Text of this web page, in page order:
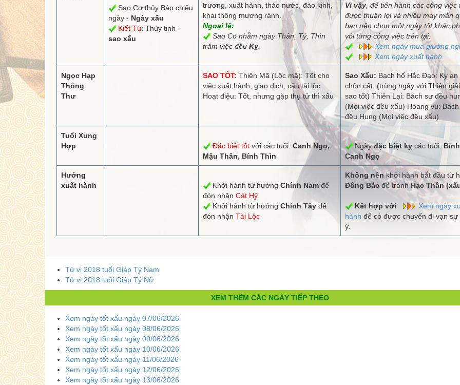
Sao Cơ thủy Báo chiếu
ngày - Ngày xấu
Kiết Tú: Thủy tinh -
sao xấu
trương, xuất hành, tháo nước, đào kinh,
khai thông mương rảnh.
Ngoại lệ:
Sao Cơ nhằm ngày Thân, Tý, Thìn
trăm việc đều Kỵ.
Vì vậy, để tiến hành các công việc
được thuận lợi và nhiều may mắn
bạn nên chọn một ngày tốt khác
với từng công việc trên tại:
Xem ngày mua giường
Xem ngày xuất hành
Ngọc Hạp
Thông
Thư
SAO TỐT: Thiên Mã (Lộc mã): Tốt cho
việc xuất hành, giao dịch, cầu tài lộc
Hoạt điệu: Tốt, nhưng gặp thụ tử thì xấu
Sao Xấu: Bạch hổ Hắc Đạo: Kỵ an
chôn cất. (trùng ngày với Thiên
sao tốt) Thiên Lại: Bách sự đều
(Mọi việc đều xấu) Hoang vu:
đều Hung (Mọi việc đều xấu)
Tuổi Xung
Hợp
Đặc biệt tốtvới các tuổi: Canh Ngọ,
Mậu Thân, Bính Thìn
Ngàyđặc biệt kỵcác tuổi:
Canh Ngọ
Hướng
xuất hành
Khởi hành từ hướng Chính Namđể
đón nhận Cát Hỷ
Khởi hành từ hướng Chính Tâyđể
đón nhận Tài Lộc
Không nênkhởi hành bắt đầu từ
Đông Bắcđể tránhHạc Thần
Kết hợp với
Xem ngày
hành để có được chuyến đi vạn sự
ý.
Tử vi 2018 tuổi Giáp Tý Nam
Tử vi 2018 tuổi Giáp Tý Nữ
XEM THÊM CÁC NGÀY TIẾP THEO
Xem ngày tốt xấu ngày 07/06/2026
Xem ngày tốt xấu ngày 08/06/2026
Xem ngày tốt xấu ngày 09/06/2026
Xem ngày tốt xấu ngày 10/06/2026
Xem ngày tốt xấu ngày 11/06/2026
Xem ngày tốt xấu ngày 12/06/2026
Xem ngày tốt xấu ngày 13/06/2026